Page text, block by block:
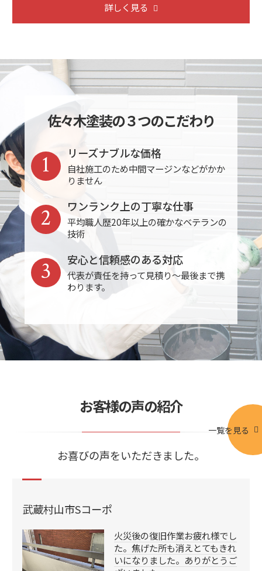
詳しく見る
佐々木塗装の３つのこだわり
リーズナブルな価格
自社施工のため中間マージンなどがかか
りません
1
ワンランク上の丁寧な仕事
平均職人歴20年以上の確かなベテランの
技術
2
安心と信頼感のある対応
代表が責任を持って見積り～最後まで携
わります。
3
お客様の声の紹介
お喜びの声をいただきました。
一覧を見る
武蔵村山市Sコーポ
火災後の復旧作業お疲れ様でし
た。焦げた所も消えとてもきれ
いになりました。ありがとうご